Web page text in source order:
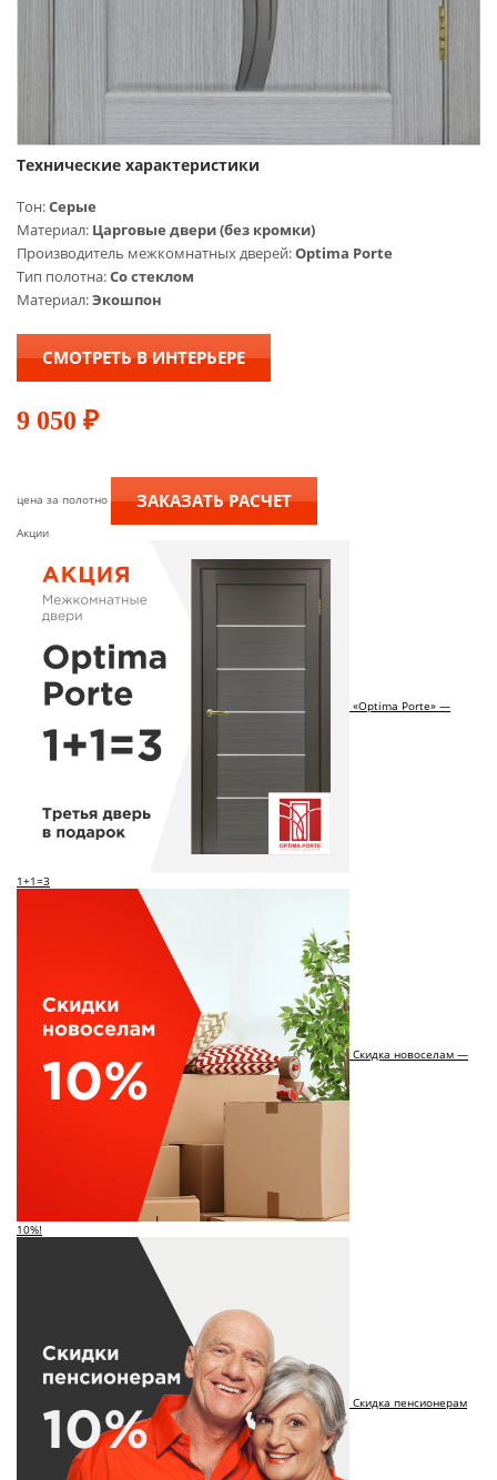
Технические характеристики
Тон:Серые
Материал: Царговые двери (без кромки)
Производитель межкомнатных дверей:Optima Porte
Тип полотна:Со стеклом
Материал:Экошпон
СМОТРЕТЬ В ИНТЕРЬЕРЕ
9 050 ₽
цена за полотно ЗАКАЗАТЬ РАСЧЕТ
Акции
«Optima Porte» —
1+1=3
Скидка новоселам —
10%!
Скидка пенсионерам